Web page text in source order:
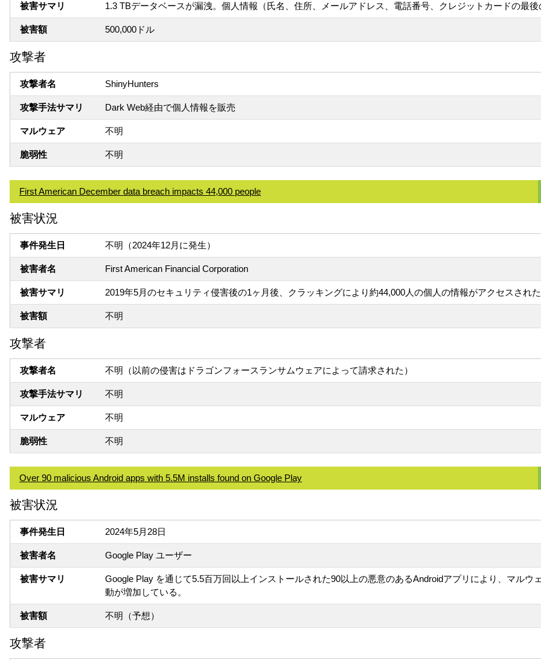
被害サマリ 1.3 TBデータベースが漏洩。個人情報（氏名、住所、メールアドレス、電話番号、クレジットカードの最後
被害額 500,000ドル
攻撃者
攻撃者名 ShinyHunters
攻撃手法サマリ Dark Web経由で個人情報を販売
マルウェア 不明
脆弱性 不明
First American December data breach impacts 44,000 people
被害状況
事件発生日 不明（2024年12月に発生）
被害者名 First American Financial Corporation
被害サマリ 2019年5月のセキュリティ侵害後の1ヶ月後、クラッキングにより約44,000人の個人の情報がアクセスされた
被害額 不明
攻撃者
攻撃者名 不明（以前の侵害はドラゴンフォースランサムウェアによって請求された）
攻撃手法サマリ 不明
マルウェア 不明
脆弱性 不明
Over 90 malicious Android apps with 5.5M installs found on Google Play
被害状況
事件発生日 2024年5月28日
被害者名 Google Play ユーザー
被害サマリ
Google Play を通じて5.5百万回以上インストールされた90以上の悪意のあるAndroidアプリにより、マル
動が増加している。
被害額 不明（予想）
攻撃者